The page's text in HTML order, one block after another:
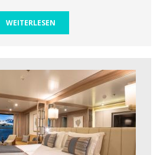
WEITERLESEN